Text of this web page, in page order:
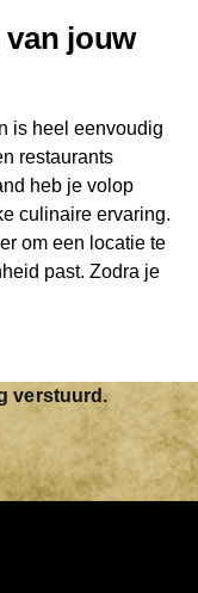
Gent of Brugge.
er wordt genoten
Cadeaubon
belevenis.
van jouw
is heel eenvoudig
restaurants
heb je volop
culinaire ervaring.
om een locatie te
past. Zodra je
reserveren en na
bon staan en kan
op keer van
verstuurd.